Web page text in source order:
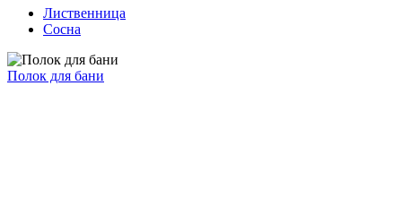
Лиственница
Сосна
Полок для бани